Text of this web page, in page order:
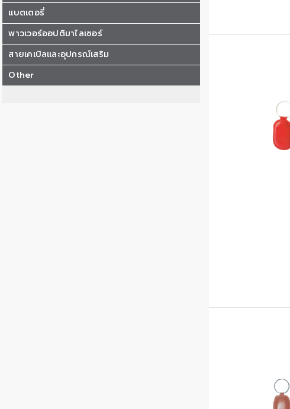
แบตเตอรี่
พาวเวอร์ออปติมาไลเซอร์
สายเคเบิลและอุปกรณ์เสริม
Other